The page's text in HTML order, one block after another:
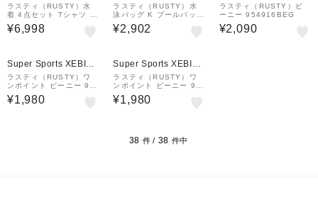
&mall店
ラスティ（RUSTY）水
着 4点セット Tシャツ 水
着上下 ショートパンツ9
24801YEL イエロー フ
¥6,998
&mall店
ラスティ（RUSTY）水
泳バッグ K プールバッグ
スマイル 965905SAX
¥2,902
&mall店
ラスティ（RUSTY）ビ
ーニー 954916BEG
¥2,090
Super Sports XEBIO
&mall店
ラスティ（RUSTY）ワ
ンポイント ビーニー 95
3906PNK
¥1,980
Super Sports XEBIO
&mall店
ラスティ（RUSTY）ワ
ンポイント ビーニー 95
3906BLK
¥1,980
38 件 / 38 件中